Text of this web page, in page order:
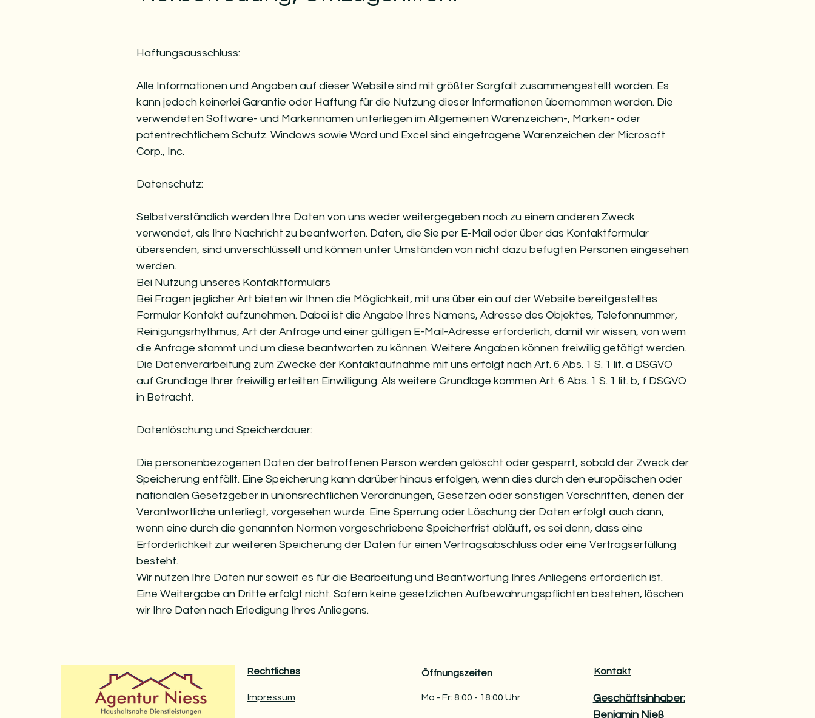
Haftungsausschluss:
Alle Informationen und Angaben auf dieser Website sind mit größter Sorgfalt zusammengestellt worden. Es
kann jedoch keinerlei Garantie oder Haftung für die Nutzung dieser Informationen übernommen werden. Die
verwendeten Software- und Markennamen unterliegen im Allgemeinen Warenzeichen-, Marken- oder
patentrechtlichem Schutz. Windows sowie Word und Excel sind eingetragene Warenzeichen der Microsoft
Corp., Inc.
Datenschutz:
Selbstverständlich werden Ihre Daten von uns weder weitergegeben noch zu einem anderen Zweck
verwendet, als Ihre Nachricht zu beantworten. Daten, die Sie per E-Mail oder über das Kontaktformular
übersenden, sind unverschlüsselt und können unter Umständen von nicht dazu befugten Personen eingesehen
werden.
Bei Nutzung unseres Kontakt­for­mu­lars
Bei Fragen jeglicher Art bieten wir Ihnen die Möglichkeit, mit uns über ein auf der Website bereitgestelltes
Formular Kontakt aufzunehmen. Dabei ist die Angabe Ihres Namens, Adresse des Objektes, Telefonnummer,
Reinigungsrhythmus, Art der Anfrage und einer gültigen E-Mail-Adresse erfor­der­lich, damit wir wissen, von wem
die Anfrage stammt und um diese beant­worten zu können. Weitere Angaben können frei­willig getä­tigt werden.
Die Daten­ver­ar­bei­tung zum Zwecke der Kontakt­auf­nahme mit uns erfolgt nach Art. 6 Abs. 1 S. 1 lit. a DSGVO
auf Grund­lage Ihrer frei­willig erteilten Einwil­li­gung. Als weitere Grund­lage kommen Art. 6 Abs. 1 S. 1 lit. b, f DSGVO
in Betracht.
Datenlöschung und Speicherdauer:
Die personenbezogenen Daten der betroffenen Person werden gelöscht oder gesperrt, sobald der Zweck der
Speicherung entfällt. Eine Speicherung kann darüber hinaus erfolgen, wenn dies durch den europäischen oder
nationalen Gesetzgeber in unionsrechtlichen Verordnungen, Gesetzen oder sonstigen Vorschriften, denen der
Verantwortliche unterliegt, vorgesehen wurde. Eine Sperrung oder Löschung der Daten erfolgt auch dann,
wenn eine durch die genannten Normen vorgeschriebene Speicherfrist abläuft, es sei denn, dass eine
Erforderlichkeit zur weiteren Speicherung der Daten für einen Vertragsabschluss oder eine Vertragserfüllung
besteht.
Wir nutzen Ihre Daten nur soweit es für die Bearbeitung und Beantwortung Ihres Anliegens erforderlich ist.
Eine Weitergabe an Dritte erfolgt nicht. Sofern keine gesetzlichen Aufbewahrungspflichten bestehen, löschen
wir Ihre Daten nach Erledigung Ihres Anliegens.
Rechtliches
Impressum
Öffnungszeiten
Mo - Fr: 8:00 - 18:00 Uhr ​​
Kontakt
Geschäftsinhaber:
Benjamin Nieß